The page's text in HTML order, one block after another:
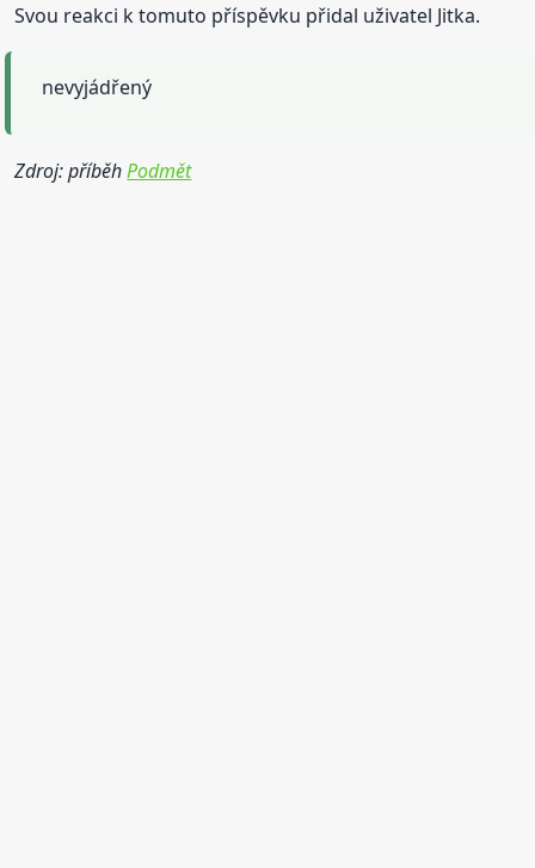
Svou reakci k tomuto příspěvku přidal uživatel Jitka.
nevyjádřený
Zdroj: příběhPodmět